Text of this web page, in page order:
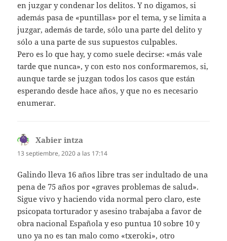
en juzgar y condenar los delitos. Y no digamos, si
además pasa de «puntillas» por el tema, y se limita a
juzgar, además de tarde, sólo una parte del delito y
sólo a una parte de sus supuestos culpables.
Pero es lo que hay, y como suele decirse: «más vale
tarde que nunca», y con esto nos conformaremos, si,
aunque tarde se juzgan todos los casos que están
esperando desde hace años, y que no es necesario
enumerar.
Xabier intza
13 septiembre, 2020 a las 17:14
Galindo lleva 16 años libre tras ser indultado de una
pena de 75 años por «graves problemas de salud».
Sigue vivo y haciendo vida normal pero claro, este
psicopata torturador y asesino trabajaba a favor de
obra nacional Española y eso puntua 10 sobre 10 y
uno ya no es tan malo como «txeroki», otro